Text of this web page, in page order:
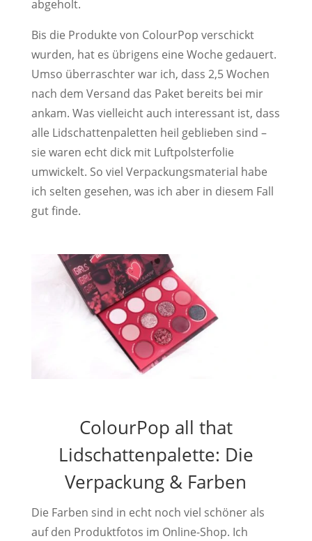
abgeholt.
Bis die Produkte von ColourPop verschickt
wurden, hat es übrigens eine Woche gedauert.
Umso überraschter war ich, dass 2,5 Wochen
nach dem Versand das Paket bereits bei mir
ankam. Was vielleicht auch interessant ist, dass
alle Lidschattenpaletten heil geblieben sind –
sie waren echt dick mit Luftpolsterfolie
umwickelt. So viel Verpackungsmaterial habe
ich selten gesehen, was ich aber in diesem Fall
gut finde.
ColourPop all that
Lidschattenpalette: Die
Verpackung & Farben
Die Farben sind in echt noch viel schöner als
auf den Produktfotos im Online-Shop. Ich